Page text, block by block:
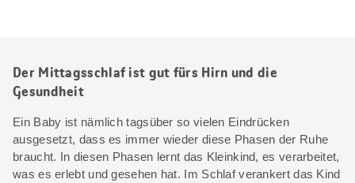
Der Mittagsschlaf ist gut fürs Hirn und die
Gesundheit
Ein Baby ist nämlich tagsüber so vielen Eindrücken
ausgesetzt, dass es immer wieder diese Phasen der Ruhe
braucht. In diesen Phasen lernt das Kleinkind, es verarbeitet,
was es erlebt und gesehen hat. Im Schlaf verankert das Kind